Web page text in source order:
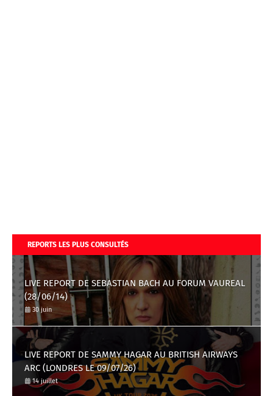
REPORTS LES PLUS CONSULTÉS
LIVE REPORT DE SEBASTIAN BACH AU FORUM VAUREAL
(28/06/14)
30 juin
LIVE REPORT DE SAMMY HAGAR AU BRITISH AIRWAYS
ARC (LONDRES LE 09/07/26)
14 juillet